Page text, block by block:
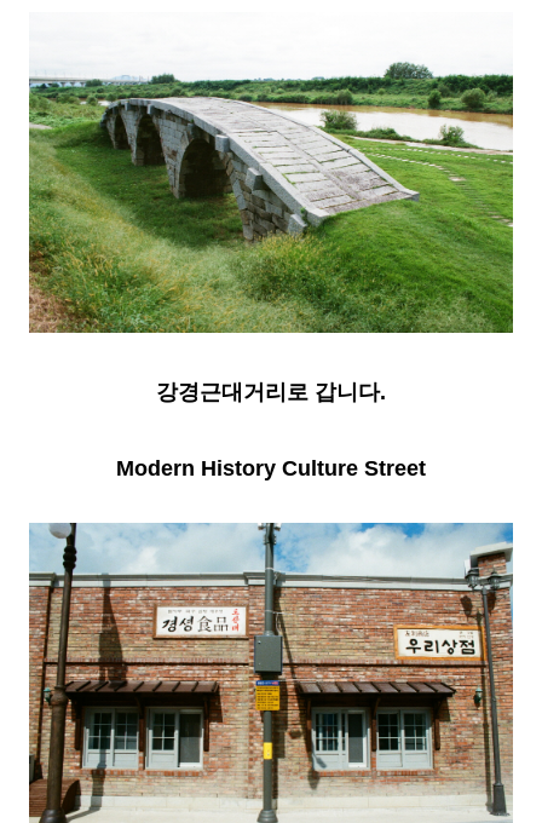
강경근대거리로 갑니다.
Modern History Culture Street